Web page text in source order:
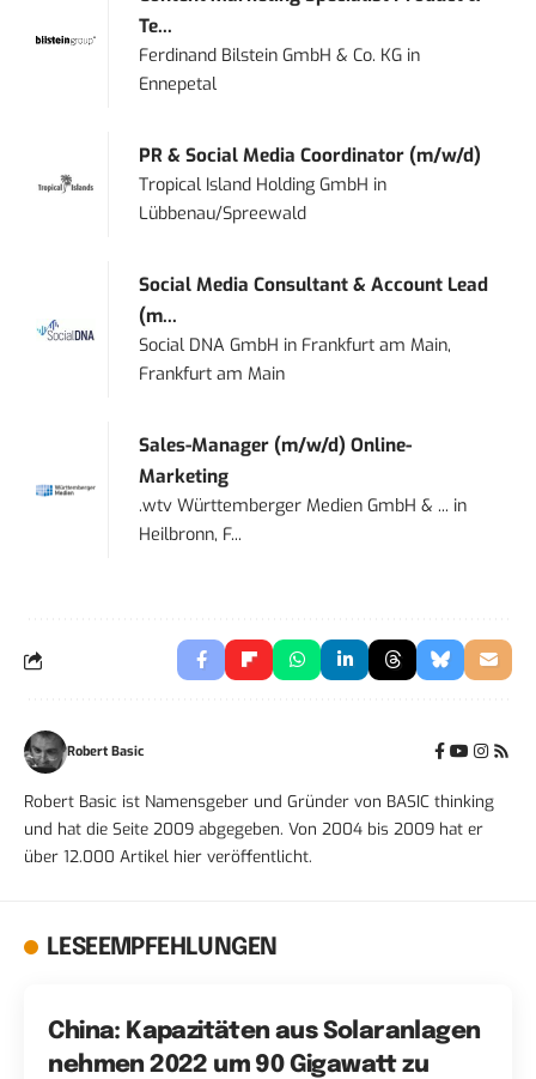
Te...
Ferdinand Bilstein GmbH & Co. KG in
Ennepetal
PR & Social Media Coordinator (m/w/d)
Tropical Island Holding GmbH in
Lübbenau/Spreewald
Social Media Consultant & Account Lead
(m...
Social DNA GmbH in Frankfurt am Main,
Frankfurt am Main
Sales-Manager (m/w/d) Online-
Marketing
.wtv Württemberger Medien GmbH & ... in
Heilbronn, F...
Robert Basic
Robert Basic ist Namensgeber und Gründer von BASIC thinking
und hat die Seite 2009 abgegeben. Von 2004 bis 2009 hat er
über 12.000 Artikel hier veröffentlicht.
LESEEMPFEHLUNGEN
China: Kapazitäten aus Solaranlagen
nehmen 2022 um 90 Gigawatt zu